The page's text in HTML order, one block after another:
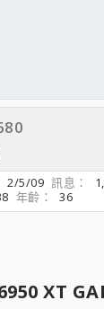
2/5/09 訊息
年齡
36
XT